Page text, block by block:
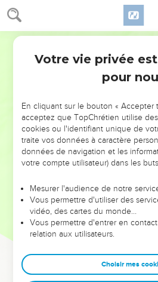
Actes 4
eux
Tous ceux qui étaient devenus
nombre, étaient un cœur, une âme.
prétendait seul propriétaire de ses
avaient était mis en commun.
continuaient à rendre témoignage
Seigneur Jésus, et la grâce de Dieu
eux tous.
Personne, parmi eux, n’était
possédaient des champs ou des
et en apportaient le produit aux
disposent librement. Ceux-ci le
tous : chacun recevait ce dont il
C’est ainsi que, par exemple, un
le surnommaient Barnabas, c’est-à-
encourage.
Votre vie privée
pour
En cliquant sur le bouton « Accepter
acceptez que TopChrétien utilise
cookies ou l'identifiant unique de
traite vos données à caractère
données de navigation et les
votre compte utilisateur) dans les
Mesurer l'audience de notre
Vous permettre d'utiliser des
vidéo, des cartes du monde…
Vous permettre d'entrer en
relation aux utilisateurs.
Choisir mes